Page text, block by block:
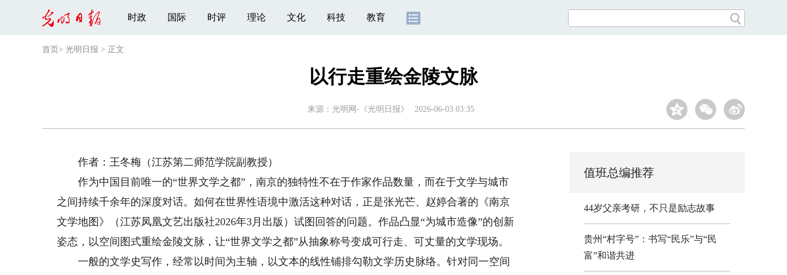
时政 国际 时评 理论 文化 科技 教育
首页 > 光明日报 > 正文
以行走重绘金陵文脉
来源： 光明网-《光明日报》 2026-06-03 03:35
作者：王冬梅（江苏第二师范学院副教授）
作为中国目前唯一的“世界文学之都”，南京的独特性不在于作家作品数量，而在于文学与城市
之间持续千余年的深度对话。如何在世界性语境中激活这种对话，正是张光芒、赵婷合著的《南京
文学地图》（江苏凤凰文艺出版社2026年3月出版）试图回答的问题。作品凸显“为城市造像”的创新
姿态，以空间图式重绘金陵文脉，让“世界文学之都”从抽象称号变成可行走、可丈量的文学现场。
一般的文学史写作，经常以时间为主轴，以文本的线性铺排勾勒文学历史脉络。针对同一空间
值班总编推荐
44岁父亲考研，不只是励志故事
贵州“村字号”：书写“民乐”与“民
富”和谐共进